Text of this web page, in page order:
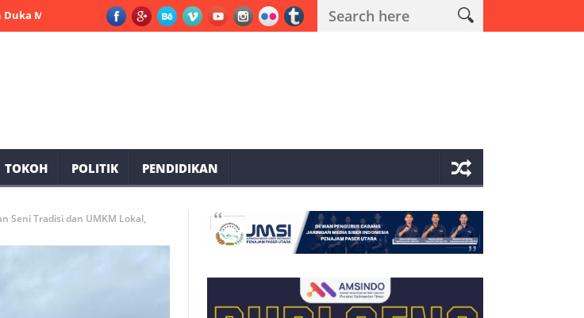
Bupati PPU Andi Harahap Selama Operasi Antik Mahakam 2026 Polres PPU Ungkap 19 Kasus Narkoba
TOKOH POLITIK PENDIDIKAN
Seni Tradisi dan UMKM Lokal,